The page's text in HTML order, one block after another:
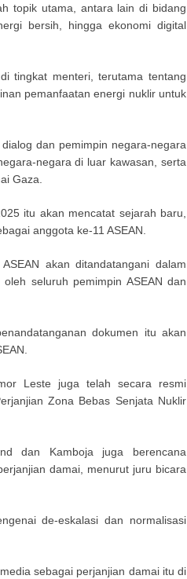
topik utama, antara lain di bidang
bersih, hingga ekonomi digital
tingkat menteri, terutama tentang
pemanfaatan energi nuklir untuk
dan pemimpin negara-negara
negara di luar kawasan, serta
Gaza.
itu akan mencatat sejarah baru,
anggota ke-11 ASEAN.
akan ditandatangani dalam
seluruh pemimpin ASEAN dan
dokumen itu akan
Leste juga telah secara resmi
Zona Bebas Senjata Nuklir
dan Kamboja juga berencana
damai, menurut juru bicara
de-eskalasi dan normalisasi
sebagai perjanjian damai itu di